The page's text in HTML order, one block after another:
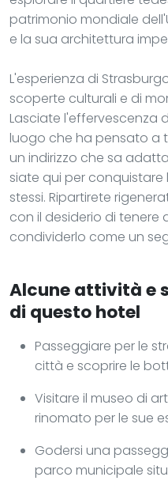
patrimonio mondiale
e la sua architettura
L'esperienza di
scoperte culturali e di
Lasciate l'effervescenza
luogo che ha pensato a
un indirizzo che sa
siate qui per
stessi. Ripartirete
con il desiderio di tenere
condividerlo come un
Alcune attività e
di questo hotel
Passeggiare per le
città e scoprire le
Visitare il museo di
rinomato per le sue
Godersi una
parco municipale